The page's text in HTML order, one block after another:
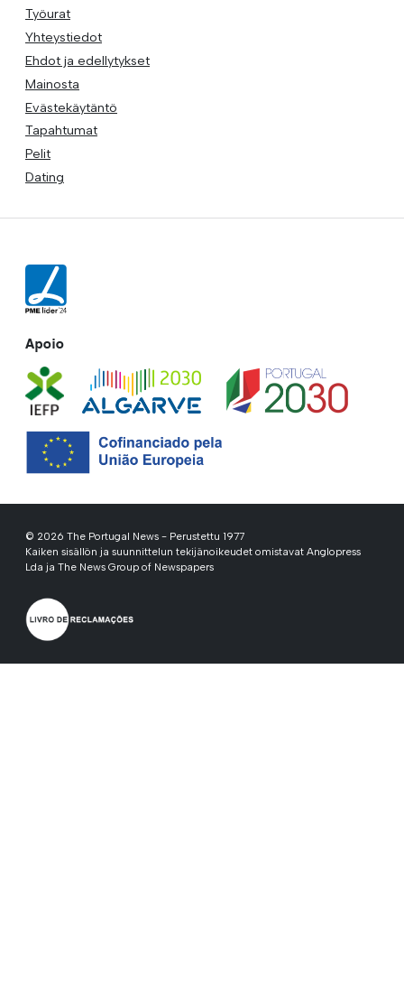
Työurat
Yhteystiedot
Ehdot ja edellytykset
Mainosta
Evästekäytäntö
Tapahtumat
Pelit
Dating
Apoio
© 2026 The Portugal News - Perustettu 1977
Kaiken sisällön ja suunnittelun tekijänoikeudet omistavat Anglopress
Lda ja The News Group of Newspapers